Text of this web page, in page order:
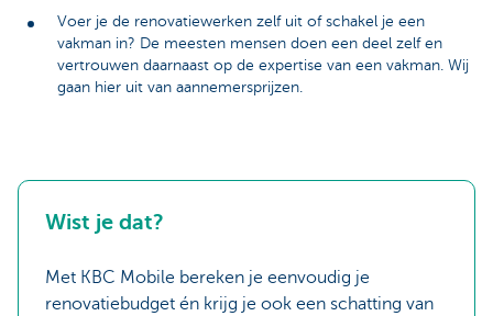
Voer je de renovatiewerken zelf uit of schakel je een
vakman in? De meesten mensen doen een deel zelf en
vertrouwen daarnaast op de expertise van een vakman. Wij
gaan hier uit van aannemersprijzen.
Wist je dat?
Met KBC Mobile bereken je eenvoudig je
renovatiebudget én krijg je ook een schatting van